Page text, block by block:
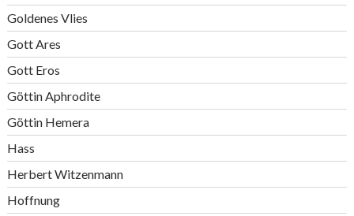
Goldenes Vlies
Gott Ares
Gott Eros
Göttin Aphrodite
Göttin Hemera
Hass
Herbert Witzenmann
Hoffnung